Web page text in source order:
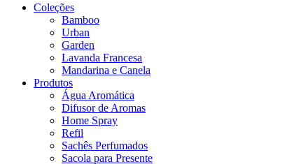
Coleções
Bamboo
Urban
Garden
Lavanda Francesa
Mandarina e Canela
Produtos
Água Aromática
Difusor de Aromas
Home Spray
Refil
Sachês Perfumados
Sacola para Presente